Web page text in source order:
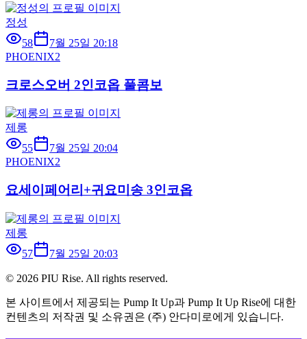
정성
58
7월 25일 20:18
PHOENIX2
크로스오버 2인코옵 풀콤보
제롱
55
7월 25일 20:04
PHOENIX2
요세이페어리+귀요미송 3인코옵
제롱
57
7월 25일 20:03
© 2026 PIU Rise. All rights reserved.
본 사이트에서 제공되는 Pump It Up과 Pump It Up Rise에 대한
컨텐츠의 저작권 및 소유권은 (주) 안다미로에게 있습니다.